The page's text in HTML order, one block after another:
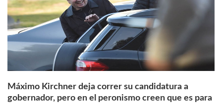
Máximo Kirchner deja correr su candidatura a
gobernador, pero en el peronismo creen que es para